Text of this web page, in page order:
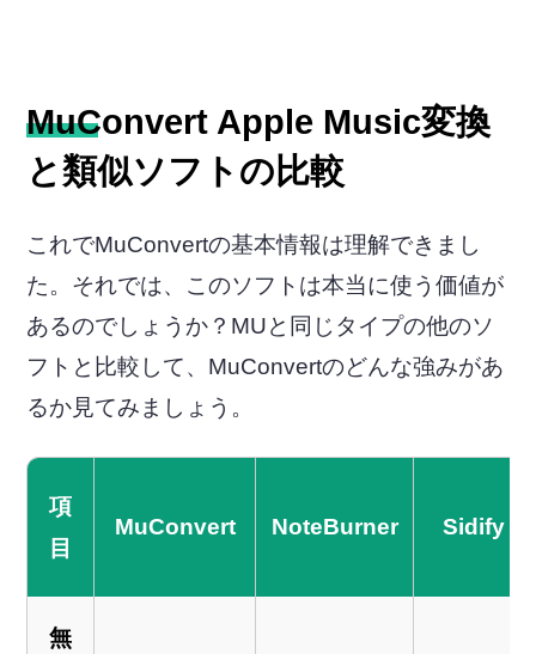
MuConvert Apple Music変換
と類似ソフトの比較
これでMuConvertの基本情報は理解できまし
た。それでは、このソフトは本当に使う価値が
あるのでしょうか？MUと同じタイプの他のソ
フトと比較して、MuConvertのどんな強みがあ
るか見てみましょう。
項
目
MuConvert NoteBurner Sidify
無